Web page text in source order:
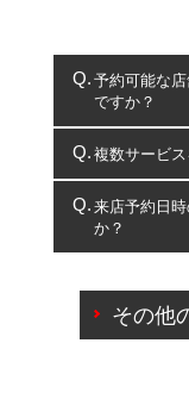
予約可能な
ですか？
コクピット
複数サービ
複数サービ
一部の商品・サ
出来ないものも
来店予約日
か？
ご来店予約日
の日時変更
その他